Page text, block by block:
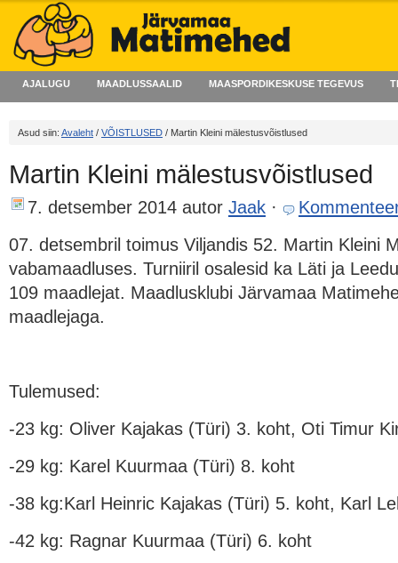
AJALUGU MAADLUSSAALID MAASPORDIKESKUSE TEGEVUS
Asud siin: Avaleht / VÕISTLUSED / Martin Kleini mälestusvõistlused
Martin Kleini mälestusvõistlused
7. detsember 2014 autor Jaak ·
07. detsembril toimus Viljandis 52. Martin Kleini
vabamaadluses. Turniiril osalesid ka Läti ja
109 maadlejat. Maadlusklubi Järvamaa
maadlejaga.
Tulemused:
-23 kg: Oliver Kajakas (Türi) 3. koht, Oti Timur
-29 kg: Karel Kuurmaa (Türi) 8. koht
-38 kg:Karl Heinric Kajakas (Türi) 5. koht, Karl
-42 kg: Ragnar Kuurmaa (Türi) 6. koht